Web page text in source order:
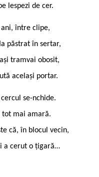
lespezi de cer.
între clipe,
păstrat în sertar,
tramvai obosit,
același portar.
se-nchide.
tot mai amară.
că, în blocul vecin,
a cerut o țigară…